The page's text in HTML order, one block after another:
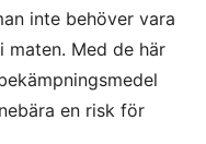
inte behöver vara
maten. Med de här
en risk för